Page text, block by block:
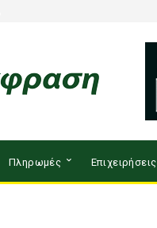
Πληρωμές Επιχειρήσεις